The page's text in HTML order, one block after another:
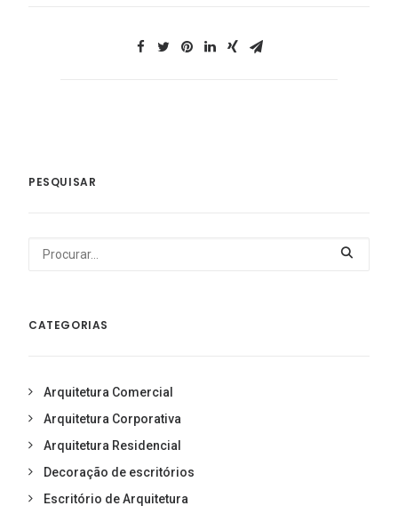
PESQUISAR
CATEGORIAS
Arquitetura Comercial
Arquitetura Corporativa
Arquitetura Residencial
Decoração de escritórios
Escritório de Arquitetura